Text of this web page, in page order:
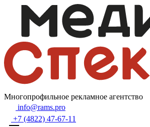
Многопрофильное рекламное агентство
info@rams.pro
+7 (4822) 47-67-11